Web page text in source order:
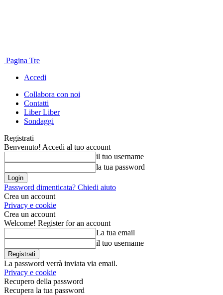
Pagina Tre
Accedi
Collabora con noi
Contatti
Liber Liber
Sondaggi
Registrati
Benvenuto! Accedi al tuo account
il tuo username
la tua password
Password dimenticata? Chiedi aiuto
Crea un account
Privacy e cookie
Crea un account
Welcome! Register for an account
La tua email
il tuo username
La password verrà inviata via email.
Privacy e cookie
Recupero della password
Recupera la tua password